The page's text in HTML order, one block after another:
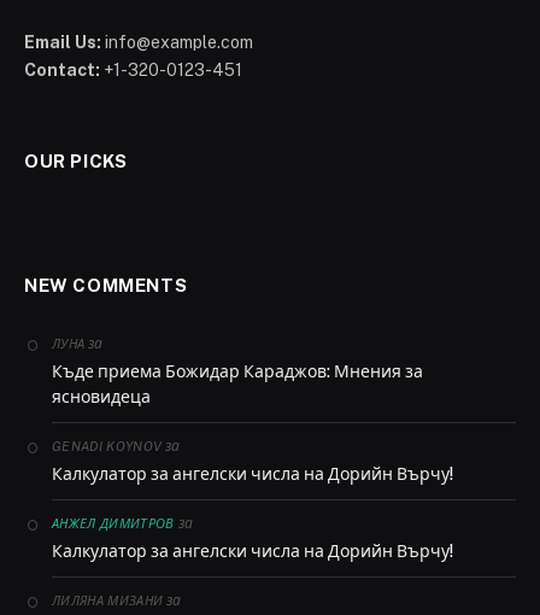
Email Us: info@example.com
Contact: +1-320-0123-451
OUR PICKS
NEW COMMENTS
ЛУНА за
Къде приема Божидар Караджов: Мнения за
ясновидеца
GENADI KOYNOV за
Калкулатор за ангелски числа на Дорийн Върчу!
АНЖЕЛ ДИМИТРОВ за
Калкулатор за ангелски числа на Дорийн Върчу!
ЛИЛЯНА МИЗАНИ за